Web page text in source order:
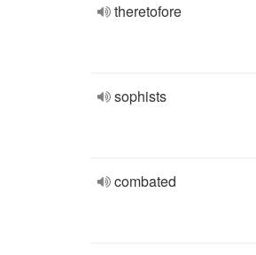
theretofore
sophists
combated